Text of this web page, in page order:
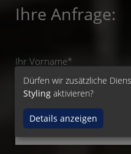
Ihre Anfrage:
Ihr Vorname*
Ihr Nachname*
Dürfen wir zusätzliche
Styling aktivieren?
Details anzeigen